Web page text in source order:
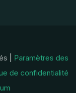
| Paramètres des
de confidentialité